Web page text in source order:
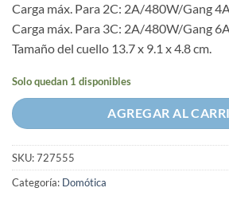
Carga máx. Para 2C: 2A/480W/Gang
Carga máx. Para 3C: 2A/480W/Gang
Tamaño del cuello 13.7 x 9.1 x 4.8 cm.
Solo quedan 1 disponibles
AGREGAR AL
SKU:727555
Categoría: Domótica